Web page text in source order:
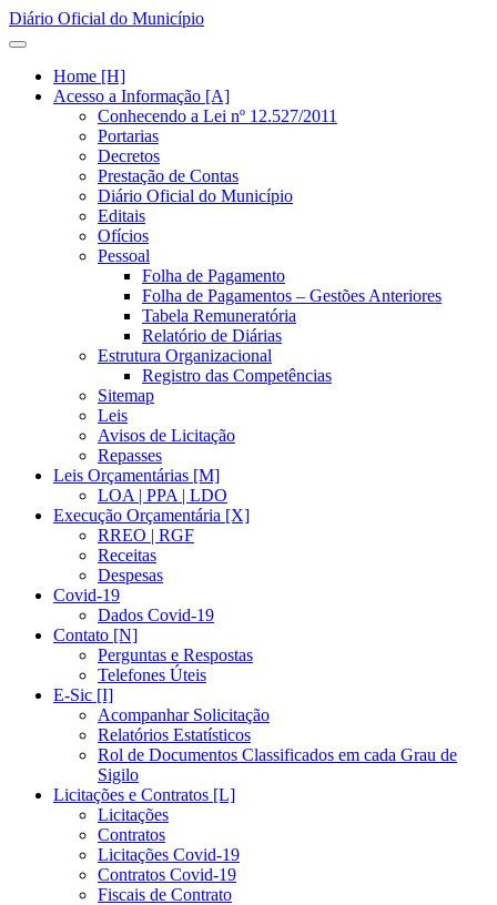
Diário Oficial do Município
Home [H]
Acesso a Informação [A]
Conhecendo a Lei nº 12.527/2011
Portarias
Decretos
Prestação de Contas
Diário Oficial do Município
Editais
Ofícios
Pessoal
Folha de Pagamento
Folha de Pagamentos – Gestões Anteriores
Tabela Remuneratória
Relatório de Diárias
Estrutura Organizacional
Registro das Competências
Sitemap
Leis
Avisos de Licitação
Repasses
Leis Orçamentárias [M]
LOA | PPA | LDO
Execução Orçamentária [X]
RREO | RGF
Receitas
Despesas
Covid-19
Dados Covid-19
Contato [N]
Perguntas e Respostas
Telefones Úteis
E-Sic [I]
Acompanhar Solicitação
Relatórios Estatísticos
Rol de Documentos Classificados em cada Grau de
Sigilo
Licitações e Contratos [L]
Licitações
Contratos
Licitações Covid-19
Contratos Covid-19
Fiscais de Contrato